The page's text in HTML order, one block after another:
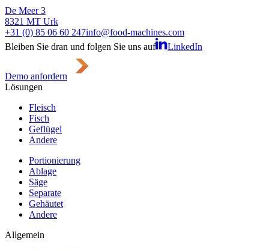
De Meer 3
8321 MT Urk
+31 (0) 85 06 60 247info@food-machines.com
Bleiben Sie dran und folgen Sie uns auf
LinkedIn
Demo anfordern
Lösungen
Fleisch
Fisch
Geflügel
Andere
Portionierung
Ablage
Säge
Separate
Gehäutet
Andere
Allgemein